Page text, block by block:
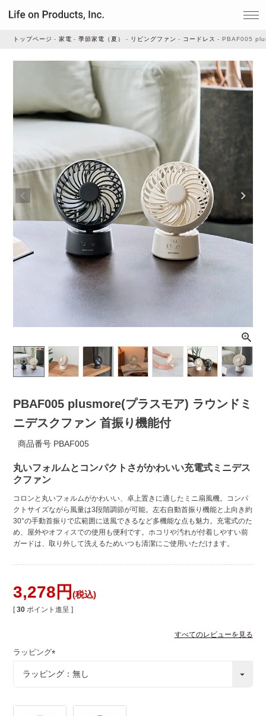
家事・生活雑貨
ルームフレグランス
ビューティー
デジタル雑貨
ライト・シーリングファン
アウトレット
トップページ 家電 季節家電（夏） リビングファン コードレス PBAF005
PBAF005 plusmore(プラスモア) ラウンドミ
ニデスクファン 首振り機能付
商品番号 PBAF005
丸いフォルムとコンパクトさがかわいい充電式ミニデス
クファン
コロンと丸いフォルムがかわいい、卓上置きに適したミニ扇風機。コンパ
クトサイズながら風量は3段階調節が可能。左右自動首振り機能と上向き約
30°の手動首振りで広範囲に送風できるなど多機能な点も魅力。充電式のた
め、屋外やオフィスでの使用も便利です。ホコリや汚れが付着しやすい前
ガードは、取り外して洗えるためいつも清潔にご使用いただけます。
3,278 税込
[ 30 ポイント進呈 ]
すべてのレビューを見る
ラッピング
必